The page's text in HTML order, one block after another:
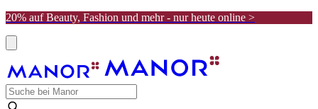
20% auf Beauty, Fashion und mehr - nur heute online >